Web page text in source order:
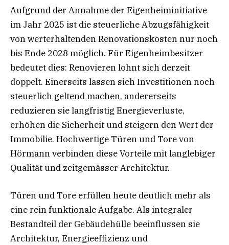
Aufgrund der Annahme der Eigenheiminitiative
im Jahr 2025 ist die steuerliche Abzugsfähigkeit
von werterhaltenden Renovationskosten nur noch
bis Ende 2028 möglich. Für Eigenheimbesitzer
bedeutet dies: Renovieren lohnt sich derzeit
doppelt. Einerseits lassen sich Investitionen noch
steuerlich geltend machen, andererseits
reduzieren sie langfristig Energieverluste,
erhöhen die Sicherheit und steigern den Wert der
Immobilie. Hochwertige Türen und Tore von
Hörmann verbinden diese Vorteile mit langlebiger
Qualität und zeitgemässer Architektur.
Türen und Tore erfüllen heute deutlich mehr als
eine rein funktionale Aufgabe. Als integraler
Bestandteil der Gebäudehülle beeinflussen sie
Architektur, Energieeffizienz und